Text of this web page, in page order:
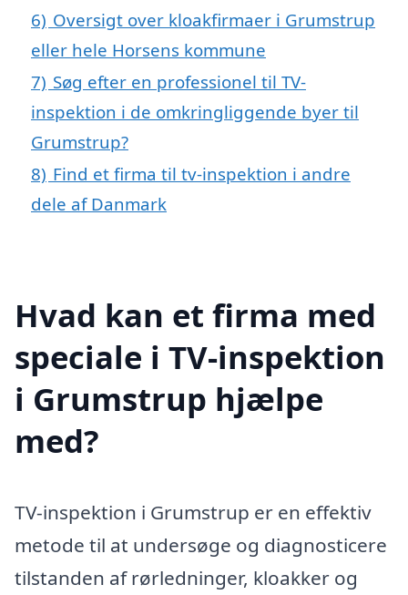
6) Oversigt over kloakfirmaer i Grumstrup
eller hele Horsens kommune
7) Søg efter en professionel til TV-
inspektion i de omkringliggende byer til
Grumstrup?
8) Find et firma til tv-inspektion i andre
dele af Danmark
Hvad kan et firma med
speciale i TV-inspektion
i Grumstrup hjælpe
med?
TV-inspektion i Grumstrup er en effektiv
metode til at undersøge og diagnosticere
tilstanden af rørledninger, kloakker og